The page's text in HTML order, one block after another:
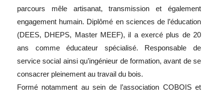
parcours mêle artisanat, transmission et également
engagement humain. Diplômé en sciences de l’éducation
(DEES, DHEPS, Master MEEF), il a exercé plus de 20
ans comme éducateur spécialisé. Responsable de
service social ainsi qu’ingénieur de formation, avant de se
consacrer pleinement au travail du bois.
Formé notamment au sein de l’association COBOIS et